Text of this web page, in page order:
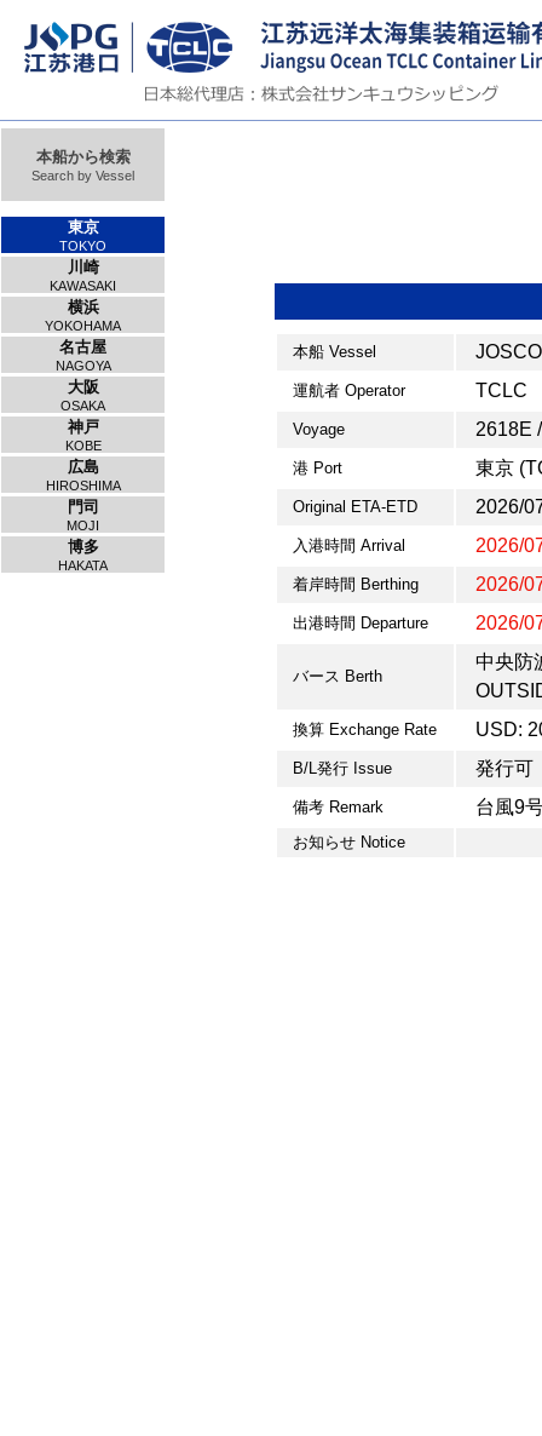
本船から検索
Search by Vessel
東京
TOKYO
川崎
KAWASAKI
横浜
YOKOHAMA
名古屋
NAGOYA
大阪
OSAKA
神戸
KOBE
広島
HIROSHIMA
門司
MOJI
博多
HAKATA
本船 Vessel
運航者 Operator TCLC
Voyage 2618E
港 Port 東京
Original ETA-ETD 2026/
入港時間 Arrival 2026/
着岸時間 Berthing 2026/
出港時間 Departure 2026/
バース Berth
中央防
換算 Exchange Rate USD:
B/L発行 Issue 発行可
備考 Remark 台風9
お知らせ Notice